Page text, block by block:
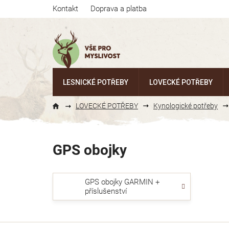
Kontakt Doprava a platba
LESNICKÉ POTŘEBY LOVECKÉ POTŘEBY
LOVECKÉ POTŘEBY Kynologické potřeby
GPS obojky
GPS obojky GARMIN +
příslušenství